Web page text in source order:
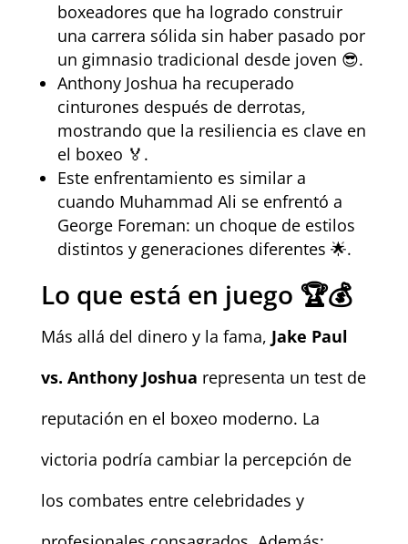
boxeadores que ha logrado construir
una carrera sólida sin haber pasado por
un gimnasio tradicional desde joven 😎.
Anthony Joshua ha recuperado
cinturones después de derrotas,
mostrando que la resiliencia es clave en
el boxeo 🏅.
Este enfrentamiento es similar a
cuando Muhammad Ali se enfrentó a
George Foreman: un choque de estilos
distintos y generaciones diferentes 🌟.
Lo que está en juego 🏆💰
Más allá del dinero y la fama, Jake Paul
vs. Anthony Joshua representa un test de
reputación en el boxeo moderno. La
victoria podría cambiar la percepción de
los combates entre celebridades y